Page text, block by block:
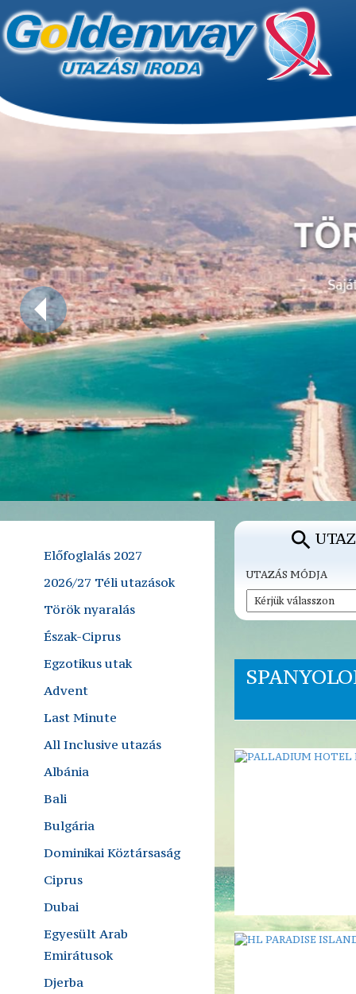
Előfoglalás 2027
2026/27 Téli utazások
Török nyaralás
Észak-Ciprus
Egzotikus utak
Advent
Last Minute
All Inclusive utazás
Albánia
Bali
Bulgária
Dominikai Köztársaság
Ciprus
Dubai
Egyesült Arab
Emirátusok
Djerba
UTAZÁS MÓDJA